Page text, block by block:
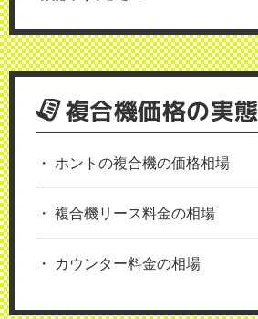
複合機価格の実態
ホントの複合機の価格相場
複合機リース料金の相場
カウンター料金の相場